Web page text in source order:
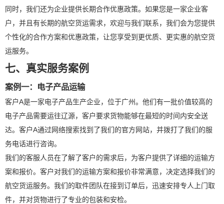
同时，我们还为企业提供长期合作优惠政策。如果您是一家企业客
户，并且有长期的航空货运需求，欢迎与我们联系，我们会为您提供
个性化的合作方案和优惠政策，让您享受到更优质、更实惠的航空货
运服务。
七、真实服务案例
案例一：电子产品运输
客户A是一家电子产品生产企业，位于广州。他们有一批价值较高的
电子产品需要运往辽源，客户要求货物能够在最短的时间内安全送
达。客户A通过网络搜索找到了我们的官方网站，并拨打了我们的服
务电话进行咨询。
我们的客服人员在了解了客户的需求后，为客户提供了详细的运输方
案和报价。客户对我们的运输方案和报价非常满意，决定选择我们的
航空货运服务。我们的取件团队在接到订单后，迅速安排专人上门取
件，并对货物进行了专业的包装和安检。